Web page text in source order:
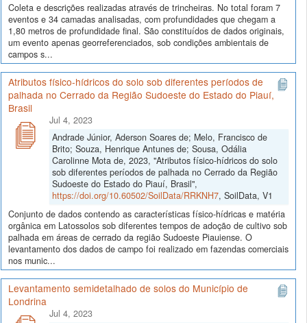
Coleta e descrições realizadas através de trincheiras. No total foram 7
eventos e 34 camadas analisadas, com profundidades que chegam a
1,80 metros de profundidade final. São constituídos de dados originais,
um evento apenas georreferenciados, sob condições ambientais de
campos s...
Atributos físico-hídricos do solo sob diferentes períodos de
palhada no Cerrado da Região Sudoeste do Estado do Piauí,
Brasil
Jul 4, 2023
Andrade Júnior, Aderson Soares de; Melo, Francisco de
Brito; Souza, Henrique Antunes de; Sousa, Odália
Carolinne Mota de, 2023, "Atributos físico-hídricos do solo
sob diferentes períodos de palhada no Cerrado da Região
Sudoeste do Estado do Piauí, Brasil",
https://doi.org/10.60502/SoilData/RRKNH7, SoilData, V1
Conjunto de dados contendo as características físico-hídricas e matéria
orgânica em Latossolos sob diferentes tempos de adoção de cultivo sob
palhada em áreas de cerrado da região Sudoeste Piauiense. O
levantamento dos dados de campo foi realizado em fazendas comerciais
nos munic...
Levantamento semidetalhado de solos do Município de
Londrina
Jul 4, 2023